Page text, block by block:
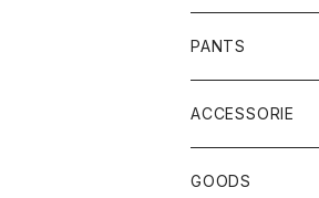
PANTS
ACCESSORIE
CAP
GOODS